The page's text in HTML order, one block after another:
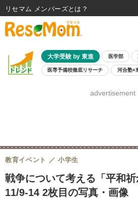
大学受験 by 東進 医学部
医専予備校徹底リサーチ 河合塾×
8月開催学校説明会・相談
advertisement
戦争について考える「平和祈
11/9-14 2枚目の写真・画像
教育イベント 小学生
リセマム メンバーズ